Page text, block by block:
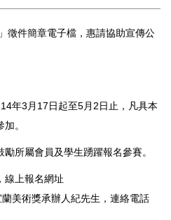
徵件簡章電子檔，惠請協助宣傳公
年3月17日起至5月2日止，凡具本
。
所屬會員及學生踴躍報名參賽。
線上報名網址
美術獎承辦人紀先生，連絡電話